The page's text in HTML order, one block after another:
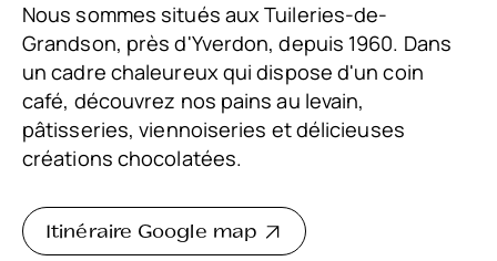
Nous sommes situés aux Tuileries-de-
Grandson, près d'Yverdon, depuis 1960. Dans
un cadre chaleureux qui dispose d'un coin
café, découvrez nos pains au levain,
pâtisseries, viennoiseries et délicieuses
créations chocolatées.
Itinéraire Google map